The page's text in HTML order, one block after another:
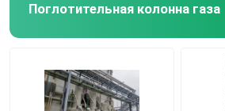
Отливная машина Адвокатуры
печь нержавеющей стали плавя
Поглотительная колонна газа